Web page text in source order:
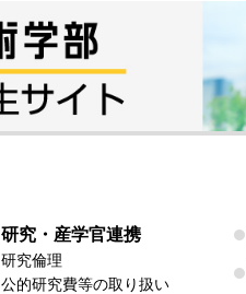
研究・産学官連携
研究倫理
公的研究費等の取り扱い